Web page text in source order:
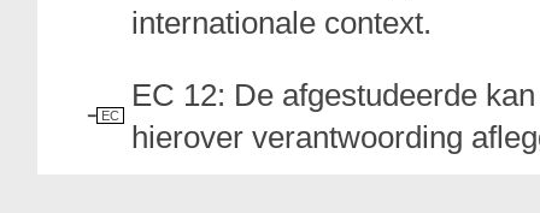
internationale context.
EC
EC 12: De afgestudeerde
hierover verantwoording